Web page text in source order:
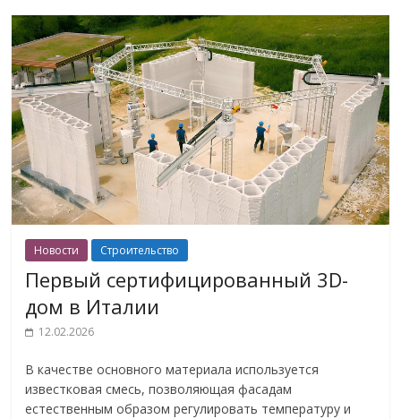
Новости Строительство
Первый сертифицированный 3D-
дом в Италии
12.02.2026
В качестве основного материала используется
известковая смесь, позволяющая фасадам
естественным образом регулировать температуру и